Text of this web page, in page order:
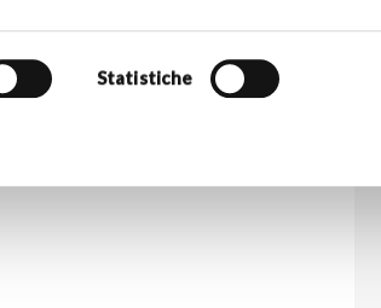
Statistiche